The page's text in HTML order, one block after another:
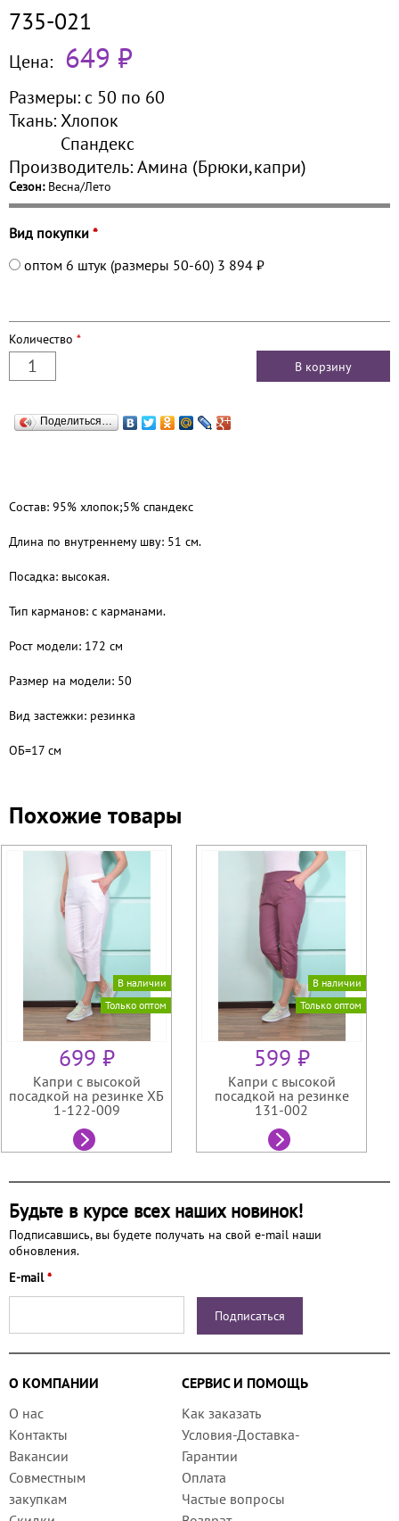
735-021
Цена: 649 ₽
Размеры: с 50 по 60
Ткань:Хлопок
Спандекс
Производитель:Амина (Брюки,капри)
Сезон: Весна/Лето
Вид покупки *
оптом 6 штук (размеры 50-60) 3 894 ₽
Количество *
Поделиться…
Состав: 95% хлопок;5% спандекс
Длина по внутреннему шву: 51 см.
Посадка: высокая.
Тип карманов: с карманами.
Рост модели: 172 см
Размер на модели: 50
Вид застежки: резинка
ОБ=17 см
Похожие товары
В наличии
Только оптом
699 ₽
Капри с высокой
посадкой на резинке ХБ
1-122-009
В наличии
Только оптом
599 ₽
Капри с высокой
посадкой на резинке
131-002
Будьте в курсе всех наших новинок!
Подписавшись, вы будете получать на свой e-mail наши
обновления.
E-mail*
О КОМПАНИИ
СЕРВИС И ПОМОЩЬ
О нас
Контакты
Вакансии
Совместным
закупкам
Как заказать
Условия-Доставка-
Гарантии
Оплата
Частые вопросы